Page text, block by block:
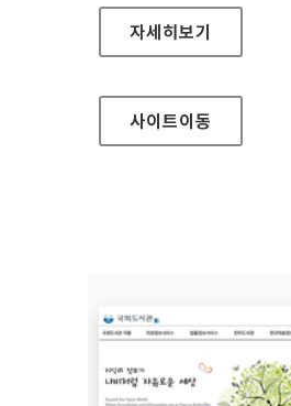
칠곡나눔숲체원 홈페
자세히보기
사이트이동